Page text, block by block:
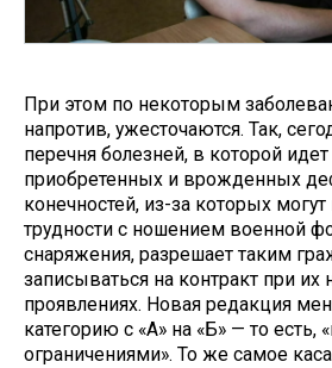
При этом по некоторым
напротив, ужесточаются. Так,
перечня болезней, в которой
приобретенных и врожденных
конечностей, из-за которых могут
трудности с ношением военной
снаряжения, разрешает таким
записываться на контракт при их
проявлениях. Новая редакция
категорию с «А» на «Б» — то есть,
ограничениями». То же самое